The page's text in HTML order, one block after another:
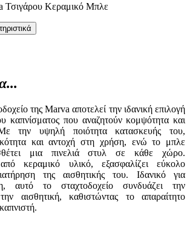
Τσιγάρου Κεραμικό Μπλε
της Marva αποτελεί την ιδανική επιλογή
καπνίσματος που αναζητούν κομψότητα και
Με την υψηλή ποιότητα κατασκευής του,
και αντοχή στη χρήση, ενώ το μπλε
μια πινελιά στυλ σε κάθε χώρο.
κεραμικό υλικό, εξασφαλίζει εύκολο
της αισθητικής του. Ιδανικό για
αυτό το σταχτοδοχείο συνδυάζει την
αισθητική, καθιστώντας το απαραίτητο